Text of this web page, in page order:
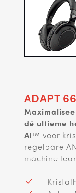
ADAPT
dé ultieme
AI™ voor
regelbare
machine